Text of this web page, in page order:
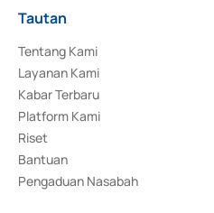
Tautan
Tentang Kami
Layanan Kami
Kabar Terbaru
Platform Kami
Riset
Bantuan
Pengaduan Nasabah